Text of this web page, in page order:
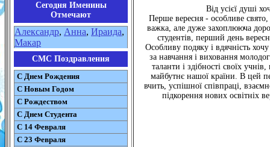
Сегодня Именины
Отмечают
Александр, Анна, Ираида,
Макар
СМС Поздравления
С Днем Рождения
С Новым Годом
С Рождеством
C Днем Студента
С 14 Февраля
С 23 Февраля
Від усієї душі
Перше вересня - особливе
важка, але дуже захоплююча
студентів, перший день
Особливу подяку і вдячність
за навчання і виховання
таланти і здібності своїх
майбутнє нашої країни. В цей
вчить, успішної співпраці,
підкорення нових освітніх